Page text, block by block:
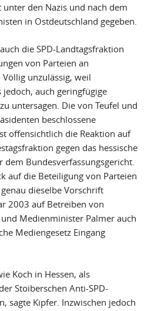
unter den Nazis und nach dem
in Ostdeutschland gegeben.
die SPD-Landtagsfraktion
von Parteien an
unzulässig, weil
auch geringfügige
untersagen. Die von Teufel und
beschlossene
offensichtlich die Reaktion auf
gegen das hessische
Bundesverfassungsgericht.
auf die Beteiligung von Parteien
dieselbe Vorschrift
2003 auf Betreiben von
Medienminister Palmer auch
Mediengesetz Eingang
Koch in Hessen, als
Stoiberschen Anti-SPD-
sagte Kipfer. Inzwischen jedoch